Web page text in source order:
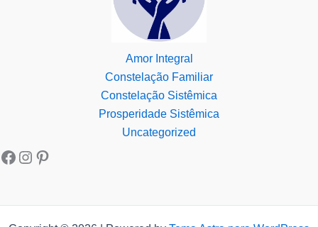
Amor Integral
Constelação Familiar
Constelação Sistêmica
Prosperidade Sistêmica
Uncategorized